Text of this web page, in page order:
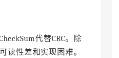
代替CRC。除
读性差和实现困难。